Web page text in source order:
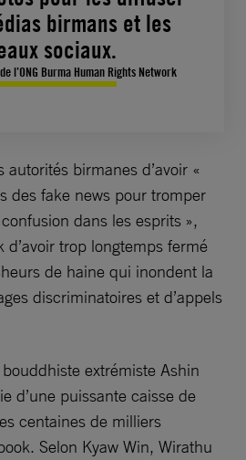
birmans et les
sociaux.
l’ONG Burma Human Rights Network
autorités birmanes d’avoir «
des fake news pour tromper
dans les esprits »,
d’avoir trop longtemps fermé
de haine qui inondent la
discriminatoires et d’appels
extrémiste Ashin
d’une puissante caisse de
centaines de milliers
Selon Kyaw Win, Wirathu